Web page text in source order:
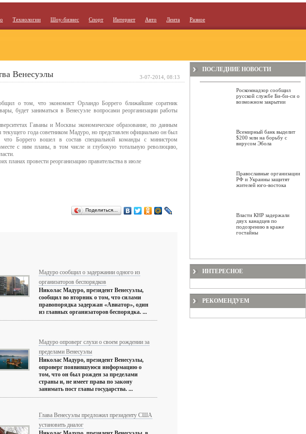
Технологии Шоу-бизнес Спорт Интернет Авто Лента Разное
Венесуэлы
о том, что экономист Орландо Боррего ближайшие соратник
будет заниматься в Венесуэле вопросами реорганизации работы
Гаваны и Москвы экономическое образование, по данным
текущего года советником Мадуро, но представлен официально он был
Боррего вошел в состав специальной команды с министром
с ним планы, в том числе и глубокую тотальную революцию,
планах провести реорганизацию правительства в июле
Поделиться…
Мадуро сообщил о задержании одного из
организаторов беспорядков
Николас Мадуро, президент Венесуэлы,
сообщил во вторник о том, что силами
правопорядка задержан «Авиатор», один
из главных организаторов беспорядка. ...
Мадуро опроверг слухи о своем рождении за
пределами Венесуэлы
Николас Мадуро, президент Венесуэлы,
опроверг появившуюся информацию о
том, что он был рожден за пределами
страны и, не имеет права по закону
занимать пост главы государства. ...
Глава Венесуэлы предложил президенту США
установить диалог
3-07-2014, 08:13
ПОСЛЕДНИЕ НОВОСТИ
Роскомнадзор сообщил
русской службе Би-би-си о
возможном закрытии
Всемирный банк выделит
$200 млн на борьбу с
вирусом Эбола
Православные организации
РФ и Украины защитят
жителей юго-востока
Власти КНР задержали
двух канадцев по
подозрению в краже
гостайны
ИНТЕРЕСНОЕ
РЕКОМЕНДУЕМ